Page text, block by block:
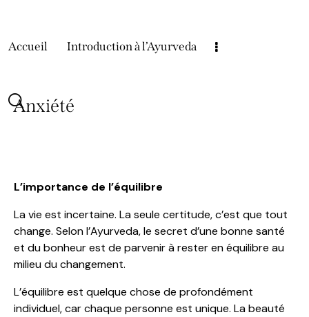
Accueil Introduction à l’Ayurveda
Anxiété
L’importance de l’équilibre
La vie est incertaine. La seule certitude, c’est que tout
change. Selon l’Ayurveda, le secret d’une bonne santé
et du bonheur est de parvenir à rester en équilibre au
milieu du changement.
L’équilibre est quelque chose de profondément
individuel, car chaque personne est unique. La beauté